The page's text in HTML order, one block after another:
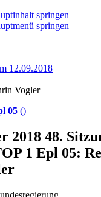
springen
springen
12.09.2018
Vogler
05 ()
2018 48.
1 Epl 05: